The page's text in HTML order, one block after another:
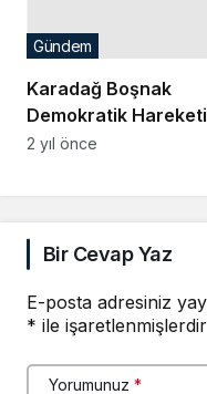
Karadağ Boşnak
Demokratik Hareketi
Genel Başkanı,
Gündem
2 yıl önce
Bir Cevap Yaz
E-posta adresiniz
* ile işaretlenmişlerdir
Yorumunuz *